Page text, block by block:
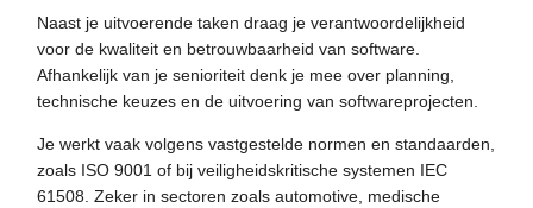
Naast je uitvoerende taken draag je verantwoordelijkheid
voor de kwaliteit en betrouwbaarheid van software.
Afhankelijk van je senioriteit denk je mee over planning,
technische keuzes en de uitvoering van softwareprojecten.
Je werkt vaak volgens vastgestelde normen en standaarden,
zoals ISO 9001 of bij veiligheidskritische systemen IEC
61508. Zeker in sectoren zoals automotive, medische